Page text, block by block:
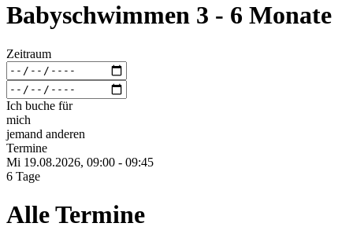
Babyschwimmen 3 - 6 Monate
Zeitraum
Ich buche für
mich
jemand anderen
Termine
Mi 19.08.2026, 09:00 - 09:45
6 Tage
Alle Termine